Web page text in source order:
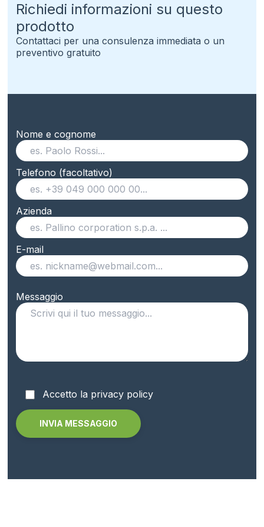
Richiedi informazioni su questo
prodotto
Contattaci per una consulenza immediata o un
preventivo gratuito
Nome e cognome
Telefono (facoltativo)
Azienda
E-mail
Messaggio
Accetto la privacy policy